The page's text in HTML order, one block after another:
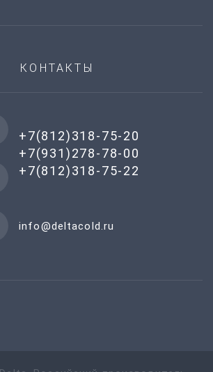
КОНТАКТЫ
+7(812)318-75-20
+7(931)278-78-00
+7(812)318-75-22
info@deltacold.ru